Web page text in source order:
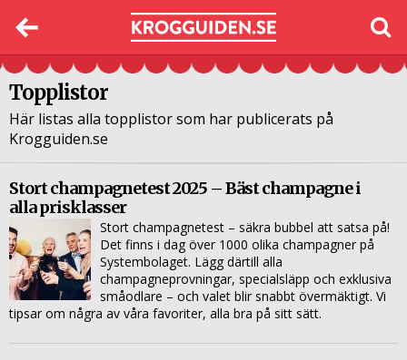
Topplistor
Här listas alla topplistor som har publicerats på
Krogguiden.se
Stort champagnetest 2025 – Bäst champagne i
alla prisklasser
Stort champagnetest – säkra bubbel att satsa på!
Det finns i dag över 1000 olika champagner på
Systembolaget. Lägg därtill alla
champagneprovningar, specialsläpp och exklusiva
småodlare – och valet blir snabbt övermäktigt. Vi
tipsar om några av våra favoriter, alla bra på sitt sätt.